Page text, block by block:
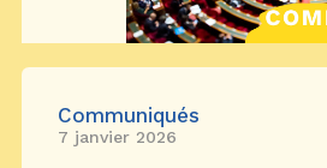
Communiqués
7 janvier 2026